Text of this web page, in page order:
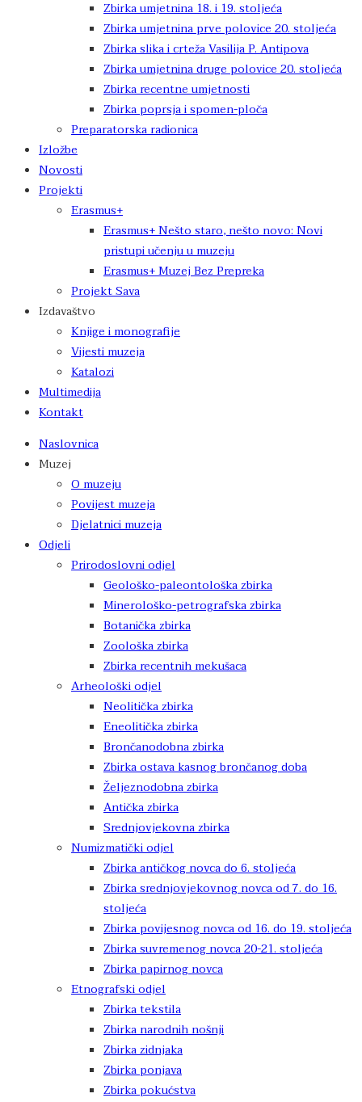
Zbirka umjetnina 18. i 19. stoljeća
Zbirka umjetnina prve polovice 20. stoljeća
Zbirka slika i crteža Vasilija P. Antipova
Zbirka umjetnina druge polovice 20. stoljeća
Zbirka recentne umjetnosti
Zbirka poprsja i spomen-ploča
Preparatorska radionica
Izložbe
Novosti
Projekti
Erasmus+
Erasmus+ Nešto staro, nešto novo: Novi
pristupi učenju u muzeju
Erasmus+ Muzej Bez Prepreka
Projekt Sava
Izdavaštvo
Knjige i monografije
Vijesti muzeja
Katalozi
Multimedija
Kontakt
Naslovnica
Muzej
O muzeju
Povijest muzeja
Djelatnici muzeja
Odjeli
Prirodoslovni odjel
Geološko-paleontološka zbirka
Minerološko-petrografska zbirka
Botanička zbirka
Zoološka zbirka
Zbirka recentnih mekušaca
Arheološki odjel
Neolitička zbirka
Eneolitička zbirka
Brončanodobna zbirka
Zbirka ostava kasnog brončanog doba
Željeznodobna zbirka
Antička zbirka
Srednjovjekovna zbirka
Numizmatički odjel
Zbirka antičkog novca do 6. stoljeća
Zbirka srednjovjekovnog novca od 7. do 16.
stoljeća
Zbirka povijesnog novca od 16. do 19. stoljeća
Zbirka suvremenog novca 20-21. stoljeća
Zbirka papirnog novca
Etnografski odjel
Zbirka tekstila
Zbirka narodnih nošnji
Zbirka zidnjaka
Zbirka ponjava
Zbirka pokućstva